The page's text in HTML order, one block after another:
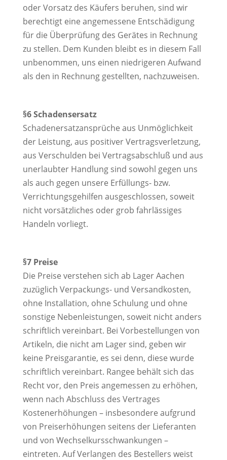
oder Vorsatz des Käufers beruhen, sind wir
berechtigt eine angemessene Entschädigung
für die Überprüfung des Gerätes in Rechnung
zu stellen. Dem Kunden bleibt es in diesem Fall
unbenommen, uns einen niedrigeren Aufwand
als den in Rechnung gestellten, nachzuweisen.
§6 Schadensersatz
Schadenersatzansprüche aus Unmöglichkeit
der Leistung, aus positiver Vertragsverletzung,
aus Verschulden bei Vertragsabschluß und aus
unerlaubter Handlung sind sowohl gegen uns
als auch gegen unsere Erfüllungs- bzw.
Verrichtungsgehilfen ausgeschlossen, soweit
nicht vorsätzliches oder grob fahrlässiges
Handeln vorliegt.
§7 Preise
Die Preise verstehen sich ab Lager Aachen
zuzüglich Verpackungs- und Versandkosten,
ohne Installation, ohne Schulung und ohne
sonstige Nebenleistungen, soweit nicht anders
schriftlich vereinbart. Bei Vorbestellungen von
Artikeln, die nicht am Lager sind, geben wir
keine Preisgarantie, es sei denn, diese wurde
schriftlich vereinbart. Rangee behält sich das
Recht vor, den Preis angemessen zu erhöhen,
wenn nach Abschluss des Vertrages
Kostenerhöhungen – insbesondere aufgrund
von Preiserhöhungen seitens der Lieferanten
und von Wechselkursschwankungen –
eintreten. Auf Verlangen des Bestellers weist